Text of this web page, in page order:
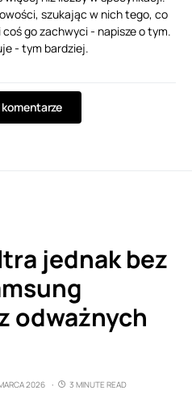
szukając w nich tego, co
go zachwyci - napisze o tym.
- tym bardziej.
jednak bez
odważnych
2026
3 MINUTE READ